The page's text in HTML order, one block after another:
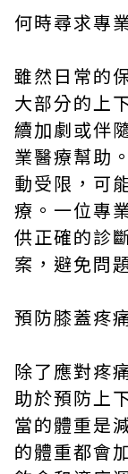
何時尋求專
雖然日常的
大部分的上
續加劇或伴
業醫療幫助
動受限，可
療。一位專
供正確的診
案，避免問
預防膝蓋疼
除了應對疼
助於預防上
當的體重是
的體重都會